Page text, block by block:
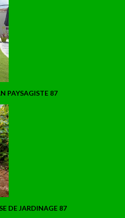
PAYSAGISTE 87
DE JARDINAGE 87